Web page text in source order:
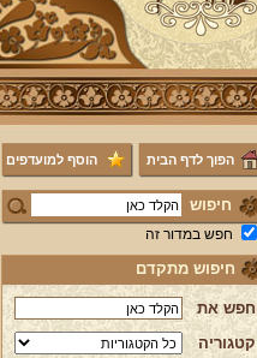
הפוך לדף הבית הוסף למועדפים
חיפוש
חפש במדור זה
חיפוש מתקדם
חפש את
קטגוריה